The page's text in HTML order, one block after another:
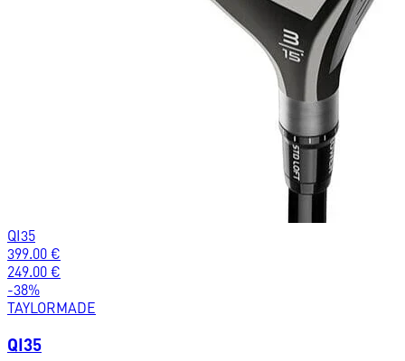
QI35
399.00 €
249.00 €
-38%
TAYLORMADE
QI35